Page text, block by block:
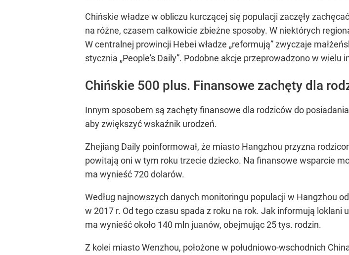
Chińskie władze w obliczu kurczącej się populacji zaczęły
na różne, czasem całkowicie zbieżne sposoby. W niektórych
W centralnej prowincji Hebei władze „reformują” zwyczaje
stycznia „People's Daily”. Podobne akcje przeprowadzono w wielu
Chińskie 500 plus. Finansowe zachęty dla
Innym sposobem są zachęty finansowe dla rodziców do
aby zwiększyć wskaźnik urodzeń.
Zhejiang Daily poinformował, że miasto Hangzhou przyzna
powitają oni w tym roku trzecie dziecko. Na finansowe wsparcie
ma wynieść 720 dolarów.
Według najnowszych danych monitoringu populacji w Hangzhou
w 2017 r. Od tego czasu spada z roku na rok. Jak informują
ma wynieść około 140 mln juanów, obejmując 25 tys. rodzin.
Z kolei miasto Wenzhou, położone w południowo-wschodnich